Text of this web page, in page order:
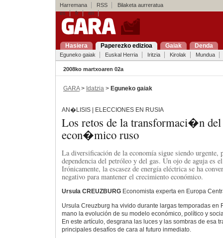
Harremana RSS
Bilaketa aurreratua
es
fr en
Hasiera Paperezko edizioa Gaiak Denda
Eguneko gaiak Euskal Herria Iritzia Kirolak Mundua
2008ko martxoaren 02a
GARA> Idatzia > Eguneko gaiak
AN�LISIS | ELECCIONES EN RUSIA
Los retos de la transformaci�n
econ�mico ruso
La diversificación de la economía sigue siendo urgente,
dependencia del petróleo y del gas. Un ojo de aguja es
Irónicamente, la escasez de energía eléctrica se ha
negativo para mantener el crecimiento económico.
Ursula CREUZBURG Economista experta en Europa
Ursula Creuzburg ha vivido durante largas temporadas en
mano la evolución de su modelo económico, político y
En este artículo, desgrana las luces y las sombras de esa
principales desafíos de cara al futuro inmediato.